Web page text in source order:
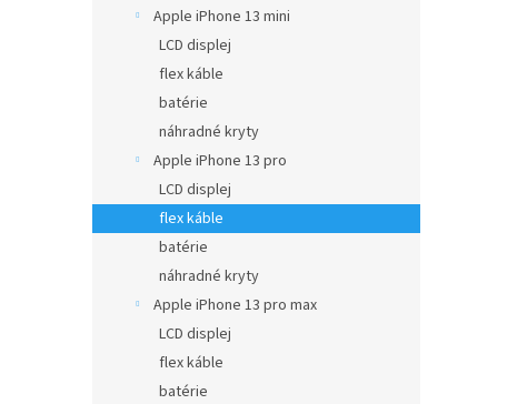
Apple iPhone 13 mini
LCD displej
flex káble
batérie
náhradné kryty
Apple iPhone 13 pro
LCD displej
flex káble
batérie
náhradné kryty
Apple iPhone 13 pro max
LCD displej
flex káble
batérie